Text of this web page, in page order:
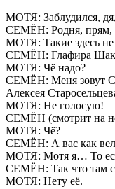
МОТЯ: Заблудился,
СЕМЁН: Родня, прям,
МОТЯ: Такие здесь не
СЕМЁН: Глафира
МОТЯ: Чё надо?
СЕМЁН: Меня зовут
Алексея
МОТЯ: Не голосую!
СЕМЁН (смотрит на
МОТЯ: Чё?
СЕМЁН: А вас как
МОТЯ: Мотя я… То
СЕМЁН: Так что там
МОТЯ: Нету её.